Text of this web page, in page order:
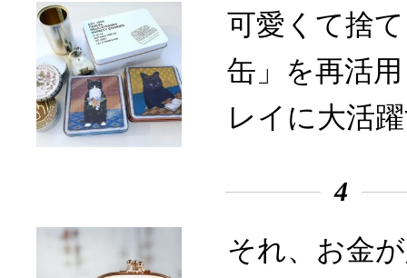
可愛くて捨
缶」を再活
レイに大活
4
それ、お金